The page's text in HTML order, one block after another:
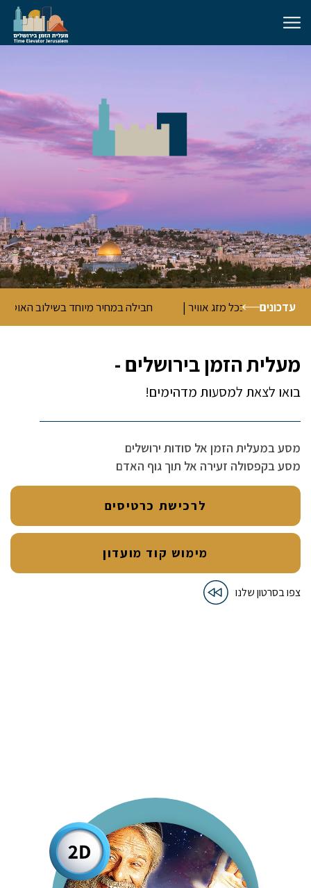
עדכונים
מקורה ומאפשר בילוי נעים בכל מזג אוויר | חבילה במחיר מיוחד
מעלית הזמן בירושלים -
בואו לצאת למסעות מדהימים!
מסע במעלית הזמן אל סודות ירושלים
מסע בקפסולה זעירה אל תוך גוף האדם
לרכישת כרטיסים
מימוש קוד מועדון
צפו בסרטון שלנו